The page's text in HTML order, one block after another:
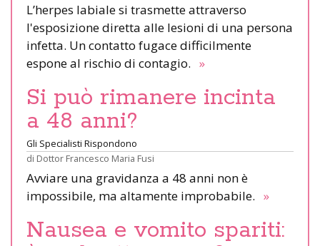
L’herpes labiale si trasmette attraverso
l'esposizione diretta alle lesioni di una persona
infetta. Un contatto fugace difficilmente
espone al rischio di contagio. »
Si può rimanere incinta
a 48 anni?
Gli Specialisti Rispondono
di Dottor Francesco Maria Fusi
Avviare una gravidanza a 48 anni non è
impossibile, ma altamente improbabile. »
Nausea e vomito spariti: